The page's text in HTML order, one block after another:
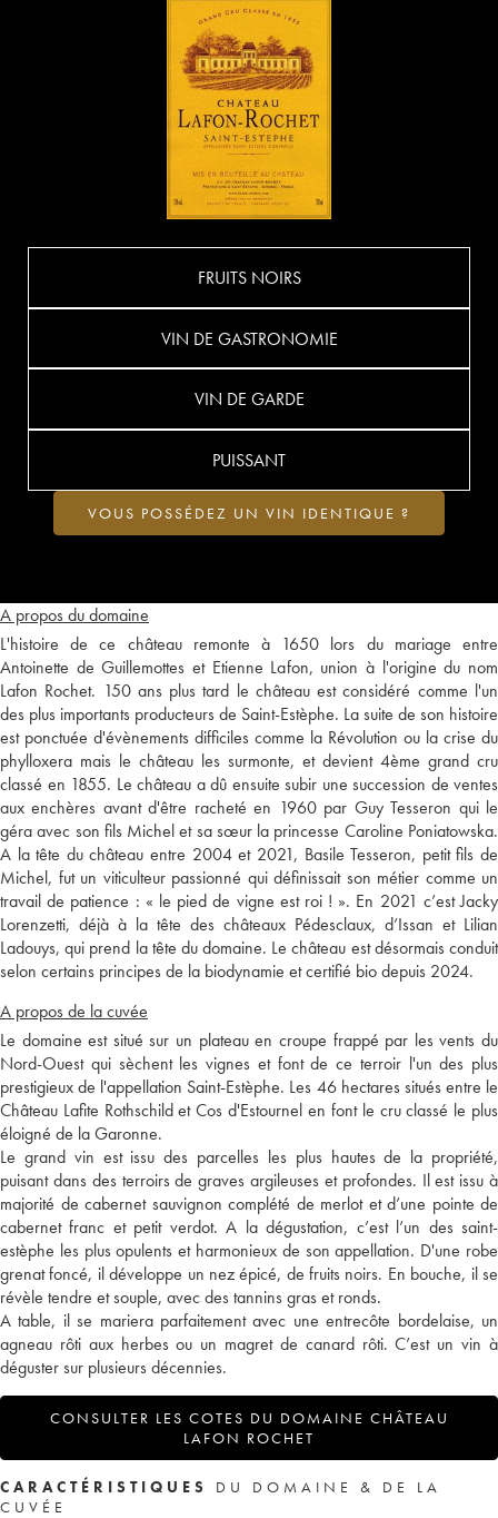
A propos du domaine
L'histoire de ce château remonte à 1650 lors du mariage entre
Antoinette de Guillemottes et Etienne Lafon, union à l'origine du nom
Lafon Rochet. 150 ans plus tard le château est considéré comme l'un
des plus importants producteurs de Saint-Estèphe. La suite de son histoire
est ponctuée d'évènements difficiles comme la Révolution ou la crise du
phylloxera mais le château les surmonte, et devient 4ème grand cru
classé en 1855. Le château a dû ensuite subir une succession de ventes
aux enchères avant d'être racheté en 1960 par Guy Tesseron qui le
géra avec son fils Michel et sa sœur la princesse Caroline Poniatowska.
A la tête du château entre 2004 et 2021, Basile Tesseron, petit fils de
Michel, fut un viticulteur passionné qui définissait son métier comme un
travail de patience : « le pied de vigne est roi ! ». En 2021 c’est Jacky
Lorenzetti, déjà à la tête des châteaux Pédesclaux, d’Issan et Lilian
Ladouys, qui prend la tête du domaine. Le château est désormais conduit
selon certains principes de la biodynamie et certifié bio depuis 2024.
A propos de la cuvée
Le domaine est situé sur un plateau en croupe frappé par les vents du
Nord-Ouest qui sèchent les vignes et font de ce terroir l'un des plus
prestigieux de l'appellation Saint-Estèphe. Les 46 hectares situés entre le
Château Lafite Rothschild et Cos d'Estournel en font le cru classé le plus
éloigné de la Garonne.
Le grand vin est issu des parcelles les plus hautes de la propriété,
puisant dans des terroirs de graves argileuses et profondes. Il est issu à
majorité de cabernet sauvignon complété de merlot et d’une pointe de
cabernet franc et petit verdot. A la dégustation, c’est l’un des saint-
estèphe les plus opulents et harmonieux de son appellation. D'une robe
grenat foncé, il développe un nez épicé, de fruits noirs. En bouche, il se
révèle tendre et souple, avec des tannins gras et ronds.
A table, il se mariera parfaitement avec une entrecôte bordelaise, un
agneau rôti aux herbes ou un magret de canard rôti. C’est un vin à
déguster sur plusieurs décennies.
CONSULTER LES COTES DU DOMAINE CHÂTEAU
LAFON ROCHET
FRUITS NOIRS
VIN DE GASTRONOMIE
VIN DE GARDE
PUISSANT
VOUS POSSÉDEZ UN VIN IDENTIQUE ?
CARACTÉRISTIQUES
DU DOMAINE & DE LA
CUVÉE